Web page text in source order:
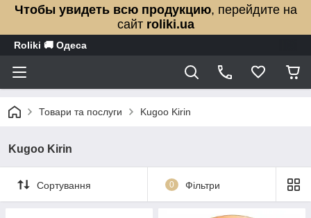
Чтобы увидеть всю продукцию, перейдите на
сайт roliki.ua
Roliki 🚚 Одеса
Товари та послуги Kugoo Kirin
Kugoo Kirin
Сортування 0 Фільтри